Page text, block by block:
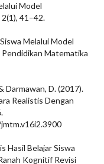
Model
41–42.
Melalui Model
Matematika
Darmawan, D. (2017).
Realistis Dengan
Hasil Belajar Siswa
Kognitif Revisi